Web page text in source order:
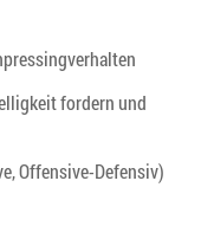
fordern und
Offensive-Defensiv)